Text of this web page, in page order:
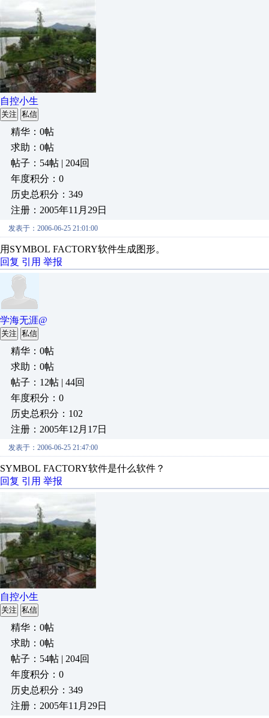
自控小生
关注 私信
精华：0帖
求助：0帖
帖子：54帖 | 204回
年度积分：0
历史总积分：349
注册：2005年11月29日
发表于：2006-06-25 21:01:00
用SYMBOL FACTORY软件生成图形。
回复 引用 举报
学海无涯@
关注 私信
精华：0帖
求助：0帖
帖子：12帖 | 44回
年度积分：0
历史总积分：102
注册：2005年12月17日
发表于：2006-06-25 21:47:00
SYMBOL FACTORY软件是什么软件？
回复 引用 举报
自控小生
关注 私信
精华：0帖
求助：0帖
帖子：54帖 | 204回
年度积分：0
历史总积分：349
注册：2005年11月29日